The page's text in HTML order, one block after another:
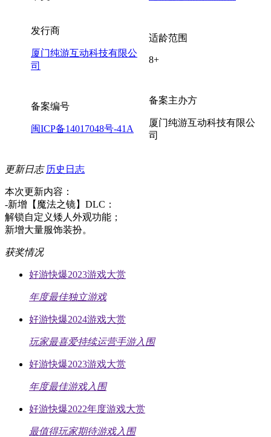
发行商
厦门纯游互动科技有限公
司
适龄范围
8+
备案编号
闽ICP备14017048号-41A
备案主办方
厦门纯游互动科技有限公
司
更新日志 历史日志
本次更新内容：
-新增【魔法之镜】DLC：
解锁自定义矮人外观功能；
新增大量服饰装扮。
获奖情况
好游快爆2023游戏大赏
年度最佳独立游戏
好游快爆2024游戏大赏
玩家最喜爱持续运营手游入围
好游快爆2023游戏大赏
年度最佳游戏入围
好游快爆2022年度游戏大赏
最值得玩家期待游戏入围